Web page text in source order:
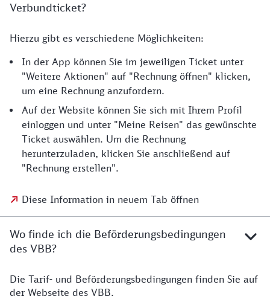
Verbundticket?
Hierzu gibt es verschiedene Möglichkeiten:
In der App können Sie im jeweiligen Ticket unter
"Weitere Aktionen" auf "Rechnung öffnen" klicken,
um eine Rechnung anzufordern.
Auf der Website können Sie sich mit Ihrem Profil
einloggen und unter "Meine Reisen" das gewünschte
Ticket auswählen. Um die Rechnung
herunterzuladen, klicken Sie anschließend auf
"Rechnung erstellen".
Diese Information in neuem Tab öffnen
Wo finde ich die Beförderungsbedingungen
des VBB?
Die Tarif- und Beförderungsbedingungen finden Sie auf
der Webseite des VBB.